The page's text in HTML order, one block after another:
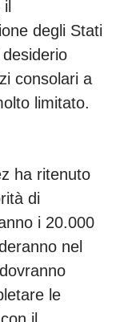
degli Stati
consolari a
limitato.
ha ritenuto
di
i 20.000
nel
le